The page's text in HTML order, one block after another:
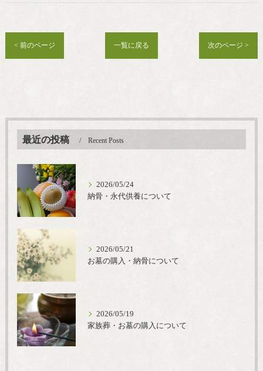
< 前のページ 一覧に戻る 次のページ >
最近の投稿 Recent Posts
2026/05/24
納骨・永代供養について
2026/05/21
お墓の購入・納骨について
2026/05/19
家族葬・お墓の購入について